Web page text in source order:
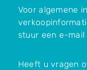
Voor algemene
stuur een e-mail
Heeft u vragen